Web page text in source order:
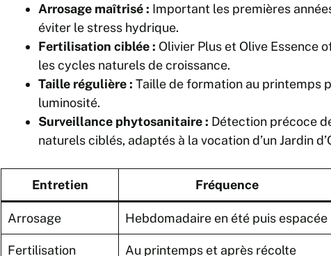
Arrosage maîtrisé : Important les premières
éviter le stress hydrique.
Fertilisation ciblée : Olivier Plus et Olive Essence
les cycles naturels de croissance.
Taille régulière : Taille de formation au printemps
luminosité.
Surveillance phytosanitaire : Détection précoce
naturels ciblés, adaptés à la vocation d’un Jardin
Entretien Fréquence
Arrosage Hebdomadaire en été puis espacée
Fertilisation Au printemps et après récolte